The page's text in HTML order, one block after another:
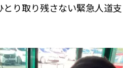
り取り残さない緊急人道支